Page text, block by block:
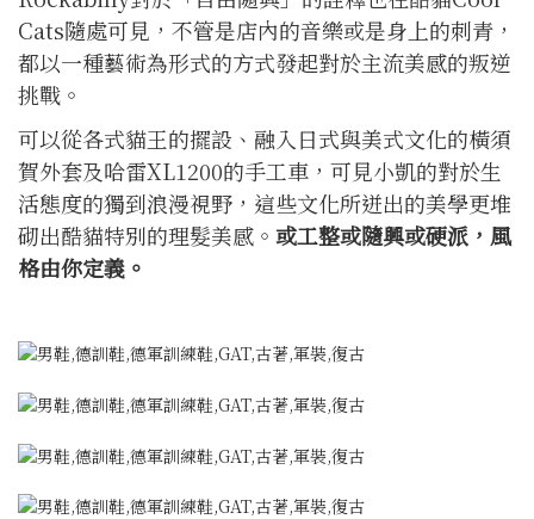
Cats隨處可見，不管是店內的音樂或是身上的刺青，
都以一種藝術為形式的方式發起對於主流美感的叛逆
挑戰。
可以從各式貓王的擺設、融入日式與美式文化的橫須
賀外套及哈雷XL1200的手工車，可見小凱的對於生
活態度的獨到浪漫視野，這些文化所迸出的美學更堆
砌出酷貓特別的理髮美感。 或工整或隨興或硬派，風
格由你定義。